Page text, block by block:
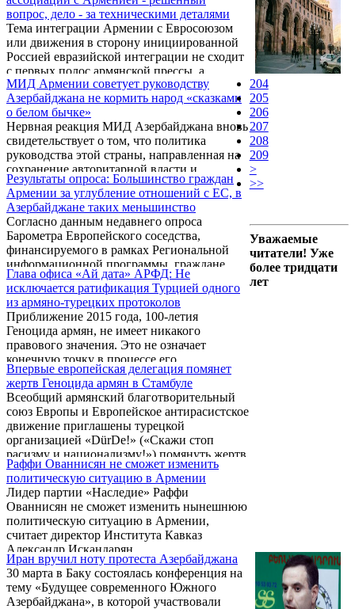
развитию в Армении Карэн Хилльярд от
имени США.
случай дискриминации россиян с
армянской фамилией», - говорится в статье
«Расизм по-азербайджански»,
опубликованной порталом «Большой
Кавказ».
вопрос, дело - за техническими деталями
Тема интеграции Армении с Евросоюзом
или движения в сторону инициированной
Россией евразийской интеграции не сходит
с первых полос армянской прессы, а
официальные лица с завидной стойкостью
продолжают отмалчиваться. На экспертном
уровне подавляющее большинство и
российских, и европейских аналитиков
отмечают, что Армения оказалась перед
сложным выбором - из тех, которые,
обычно, не бывают без последствий. В
самой Армении на этот счет существуют
совершенно разные мнения, но, опять же,
лишенные официальной ...
МИД Армении советует руководству
Азербайджана не кормить народ «сказками
о белом бычке»
Нервная реакция МИД Азербайджана вновь
свидетельствует о том, что политика
руководства этой страны, направленная на
сохранение авторитарной власти и
безудержное обогащение наследственного
клана за счет народа, обречена на провал.
Об этом заявил пресс-секретарь МИД
Армении Тигран Балаян, отвечая на
просьбу Новости Армении – NEWS.am
прокомментировать заявление
представителя МИД Азербайджана,
который в соответствии с духом
азербайджанской пропаганды вновь
продемонстрировал образец
невоспитанности, комментируя ...
Результаты опроса: Большинство граждан
Армении за углубление отношений с ЕС, в
Азербайджане таких меньшинство
Согласно данным недавнего опроса
Барометра Европейского соседства,
финансируемого в рамках Региональной
информационной программы, граждане
Армении, Грузии, Украины и Молдовы
хотели бы усилений связей с ЕС. Опрос был
проведен в период с ноября по декабрь 2012
в Армении, Азербайджане, Беларуси,
Грузии, Молдове, России и в Украине.
Результаты статистики основаны на опросе
около 1000 респондентов в каждой стране.
Результаты опроса опубликованы на сайте
«Eastbook.eu»
Глава офиса «Ай дата» АРФД: Не
исключается ратификация Турцией одного
из армяно-турецких протоколов
Приближение 2015 года, 100-летия
Геноцида армян, не имеет никакого
правового значения. Это не означает
конечную точку в процессе его
международного признания. Об этом на
пресс-конференции 23 апреля заявил глава
офиса «Ай дата» и по политическим
вопросам АРФ Дашнакцутюн Киро
Маноян. «Подход армянской стороны
состоит в том, что 2015 год должен быть
началом процесса реализации наших прав.
Однако необходимо выступать с
инициативами, которые будут иметь
продолжение также после 2015 года», -
отметил Киро ...
Впервые европейская делегация помянет
жертв Геноцида армян в Стамбуле
Всеобщий армянский благотворительный
союз Европы и Европейское антирасистское
движение приглашены турецкой
организацией «DürDe!» («Скажи стоп
расизму и национализму!») помянуть жертв
Геноцида армян в Стамбуле. Представители
этих организаций затем поедут в Ереван
для участия в памятных мероприятиях.
Раффи Ованнисян не сможет изменить
политическую ситуацию в Армении
Лидер партии «Наследие» Раффи
Ованнисян не сможет изменить нынешнюю
политическую ситуацию в Армении,
считает директор Института Кавказ
Александр Искандарян.
Иран вручил ноту протеста Азербайджана
30 марта в Баку состоялась конференция на
тему «Будущее современного Южного
Азербайджана», в которой участвовали
204
205
206
207
208
209
>
>>
Уважаемые
читатели! Уже
более тридцати
лет